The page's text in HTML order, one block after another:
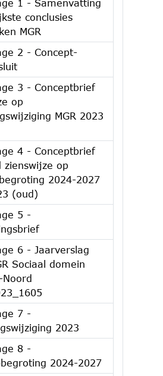
1 - Samenvatting
conclusies
MGR
2 - Concept-
3 - Conceptbrief
op
MGR 2023
4 - Conceptbrief
zienswijze op
2024-2027
(oud)
5 -
6 - Jaarverslag
Sociaal domein
7 -
2023
8 -
2024-2027